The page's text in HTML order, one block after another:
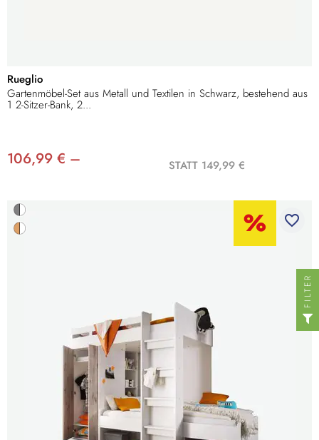
Rueglio
Gartenmöbel-Set aus Metall und Textilen in Schwarz, bestehend aus
1 2-Sitzer-Bank, 2...
106,99 € – STATT 149,99 €
favorite_border
FILTER